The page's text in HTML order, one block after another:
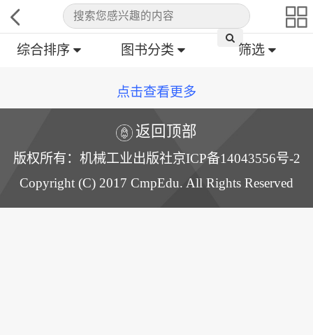
综合排序 图书分类 筛选
点击查看更多
返回顶部
版权所有：机械工业出版社京ICP备14043556号-2
Copyright (C) 2017 CmpEdu. All Rights Reserved